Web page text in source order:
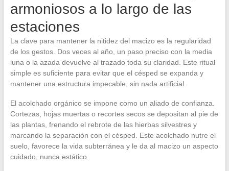
armoniosos a lo largo de las
estaciones
La clave para mantener la nitidez del macizo es la regularidad
de los gestos. Dos veces al año, un paso preciso con la media
luna o la azada devuelve al trazado toda su claridad. Este ritual
simple es suficiente para evitar que el césped se expanda y
mantener una estructura impecable, sin nada artificial.
El acolchado orgánico se impone como un aliado de confianza.
Cortezas, hojas muertas o recortes secos se depositan al pie de
las plantas, frenando el rebrote de las hierbas silvestres y
marcando la separación con el césped. Este acolchado nutre el
suelo, favorece la vida subterránea y le da al macizo un aspecto
cuidado, nunca estático.